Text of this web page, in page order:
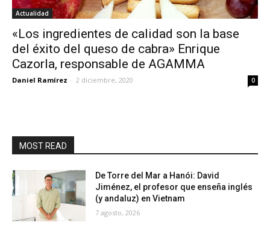
Actualidad
«Los ingredientes de calidad son la base
del éxito del queso de cabra» Enrique
Cazorla, responsable de AGAMMA
Daniel Ramírez - 2 diciembre, 2020 0
MOST READ
De Torre del Mar a Hanói: David
Jiménez, el profesor que enseña inglés
(y andaluz) en Vietnam
7 agosto, 2026